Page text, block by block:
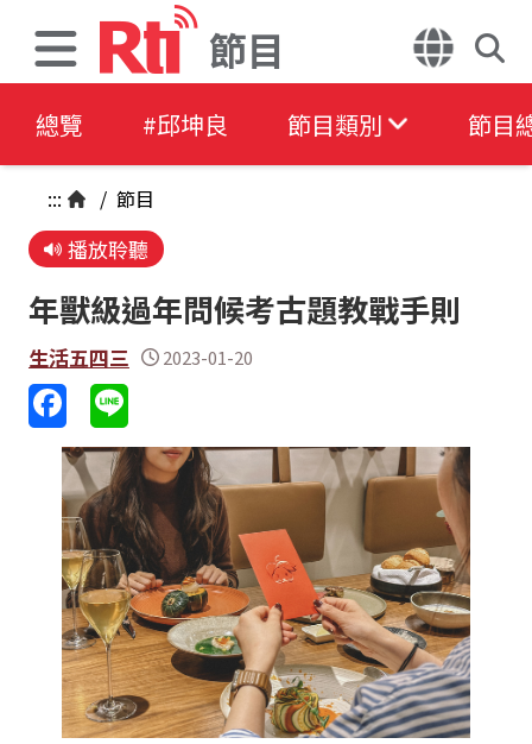
節目
總覽 #邱坤良 節目類別 節目
::: / 節目
播放聆聽
年獸級過年問候考古題教戰手則
生活五四三 2023-01-20